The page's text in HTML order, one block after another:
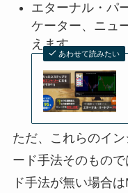
エターナル・パ
ケーター、ニュ
えます
あわせて読みたい
ただ、これらのイ
ード手法そのもの
ド手法が無い場合